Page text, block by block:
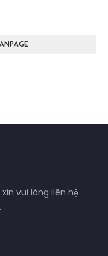
vui lòng liên hệ